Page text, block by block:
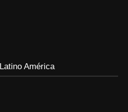
América